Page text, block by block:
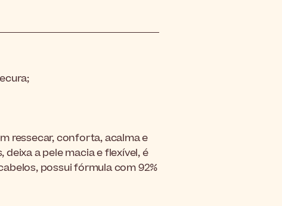
ressecar, conforta, acalma e
a pele macia e flexível, é
possui fórmula com 92%